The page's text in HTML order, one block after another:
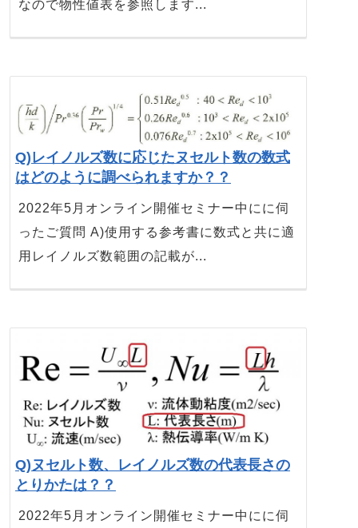
なので物性値表を参照します...
Q)レイノルズ数に応じたヌセルト数の数式
はどのように調べられますか？？
2022年5月オンライン開催セミナー中にに伺
ったご質問 A)使用する参考書に数式と共に適
用レイノルズ数範囲の記載が...
Q)ヌセルト数、レイノルズ数の代表長さの
とりかたは？？
2022年5月オンライン開催セミナー中にに伺